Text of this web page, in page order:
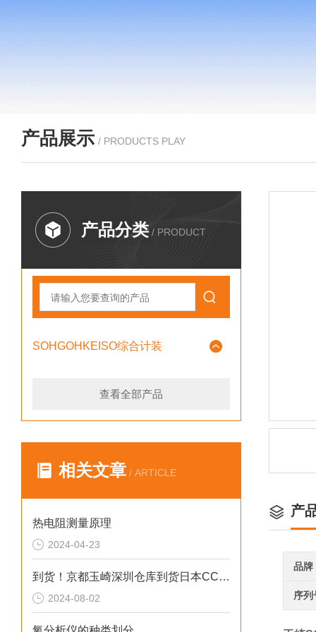
产品展示 / PRODUCTS PLAY
产品分类 / PRODUCT
SOHGOHKEISO综合计装
查看全部产品
相关文章 / ARTICLE
热电阻测量原理
2024-04-23
到货！京都玉崎深圳仓库到货日本CCS光源LFL-612SW2-P
2024-08-02
产
品牌
序列